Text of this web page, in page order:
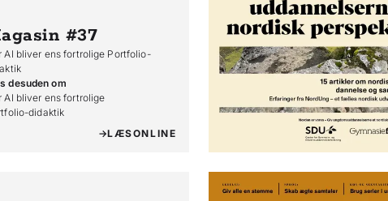
#37
AI bliver ens fortrolige Portfolio-
desuden om
AI bliver ens fortrolige
didaktik
LÆSONLINE